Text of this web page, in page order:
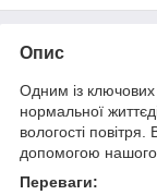
Опис
Одним із ключових
нормальної
вологості
допомогою нашого
Переваги: